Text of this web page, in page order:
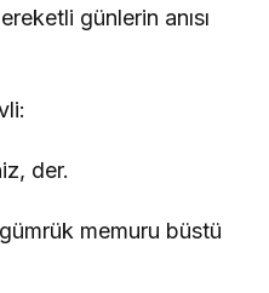
günlerin anısı
der.
memuru büstü